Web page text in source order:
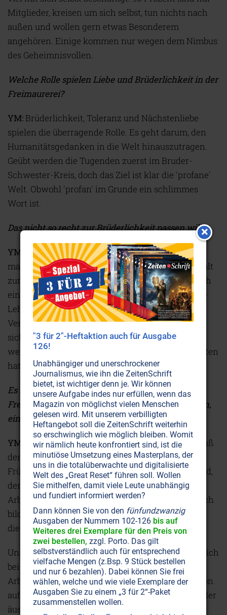
Mitglieder, kreisen um sich selbst, tun nichts nach
außen und wollen gern etwas Besonderem
angehören. Einige kommen nur wegen dem Nimbus
des Geheimnisvollen.
Welche Rolle spielen Liebe und Brüderlichkeit in der
Freimaurerei?
YM: Brüderlichkeit, Toleranz und Nächstenliebe
spielen die überragende Rolle. Es geht darum, den
Humanitätsgedanken in die Welt hinauszutragen.
Geübt werden die Tugenden zuerst im Bruder-
Schwester-Kreis, doch das Ziel ist klar die 'profane'
Welt. Obwohl 'profan' im Grunde ein schlimmes
Wort ist.
Das nicht so recht zur Brüderlichkeit passen will!
YM:
Es wird schon ziemlich genau definiert, was
man darunter zu verstehen hat. Doch gehört es halt
zum alten maurerischen Wortschatz. Es zeigt auch
ein Versäumnis der Großloge von England auf: Die
Lehren der Zeit anzupassen. Sie sind in der
Vergangenheit steckengeblieben und betrachten
sich immer noch als die ausschließliche,
weltüberragende Loge, nach der sich alles zu richten
hat.
Es besteht weitherum die Ansicht, daß die
Freimaurer ‚Brüderlichkeit' vor allem so verstehen,
einander geschäftliche Vorteile zuzuschanzen.
YM:
Ich kenne diese Ansichten natürlich. Man muß
den geschichtlichen Hintergrund davon kennen.
Früher war der Katholizismus so stark, daß jemand,
der nicht katholisch war, vielerorts keine
Arbeitsstelle bekam. Als mehr und mehr Logen sich
bildeten, kam es zu einer Art Kontra-Reaktion auf
dieses Verhalten.
Uns passierte sogar, daß unwissende Arbeitslose sich
bei uns meldeten in der Meinung, wir würden
Arbeitsplätze vergeben. Doch ist dem Maurer schon
aufgetragen, Brüderlichkeit ohne Unterschied in der
äusseren Welt zu leben.
"3 für 2"-Heftaktion auch für Ausgabe
126!
Unabhängiger und unerschrockener
Journalismus, wie ihn die ZeitenSchrift
bietet, ist wichtiger denn je. Wir können
unsere Aufgabe indes nur erfüllen, wenn das
Magazin von möglichst vielen Menschen
gelesen wird. Mit unserem verbilligten
Heftangebot soll die ZeitenSchrift weiterhin
so erschwinglich wie möglich bleiben. Womit
wir nämlich heute konfrontiert sind, ist die
minutiöse Umsetzung eines Masterplans, der
uns in die totalüberwachte und digitalisierte
Welt des „Great Reset“ führen soll. Wollen
Sie mithelfen, damit viele Leute unabhängig
und fundiert informiert werden?
Dann können Sie von den fünfundzwanzig
Ausgaben der Nummern 102-126 bis auf
Weiteres drei Exemplare für den Preis von
zwei bestellen, zzgl. Porto. Das gilt
selbstverständlich auch für entsprechend
vielfache Mengen (z.Bsp. 9 Stück bestellen
und nur 6 bezahlen). Dabei können Sie frei
wählen, welche und wie viele Exemplare der
Ausgaben Sie zu einem „3 für 2“-Paket
zusammenstellen wollen.